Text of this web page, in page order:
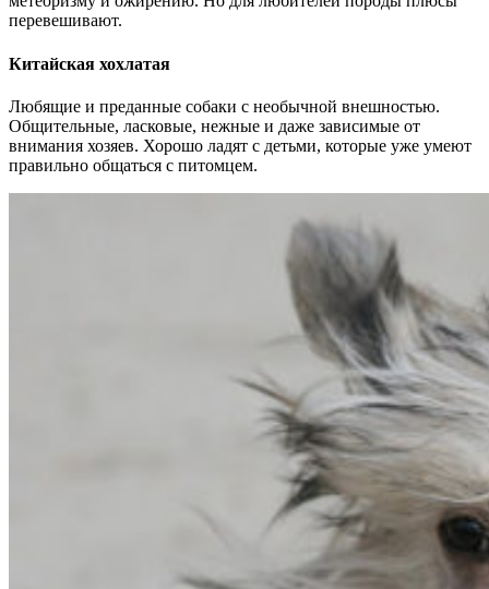
перевешивают.
Китайская хохлатая
Любящие и преданные собаки с необычной внешностью.
Общительные, ласковые, нежные и даже зависимые от
внимания хозяев. Хорошо ладят с детьми, которые уже умеют
правильно общаться с питомцем.